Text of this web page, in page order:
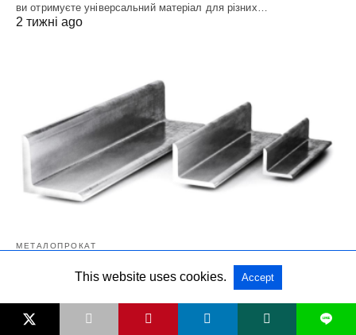
ви отримуєте універсальний матеріал для різних…
2 тижні ago
МЕТАЛОПРОКАТ
Кутник 100х100х5 Вага 1-го метра кутової
сталі!
Сталевий куточок або як його ще називають кутова сталь, часто
L
This website uses cookies. Accept